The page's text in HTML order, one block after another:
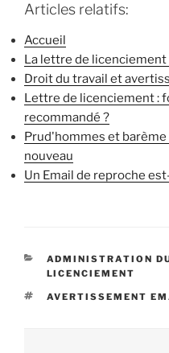
Articles relatifs:
Accueil
La lettre de
Droit du travail et
Lettre de licenciement :
recommandé ?
Prud'hommes et
nouveau
Un Email de reproche
CATÉGORIES
ADMINISTRATION
LICENCIEMENT
ÉTIQUETTES
AVERTISSEMENT